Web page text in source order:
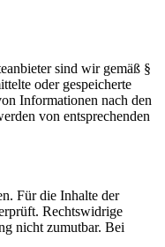
sind wir gemäß §
oder gespeicherte
Informationen nach den
von entsprechenden
Für die Inhalte der
Rechtswidrige
nicht zumutbar. Bei